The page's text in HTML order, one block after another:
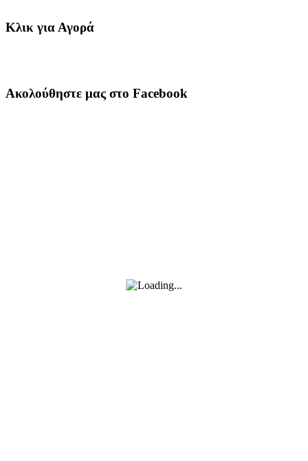
Κλικ για Αγορά
Ακολούθηστε μας στο Facebook